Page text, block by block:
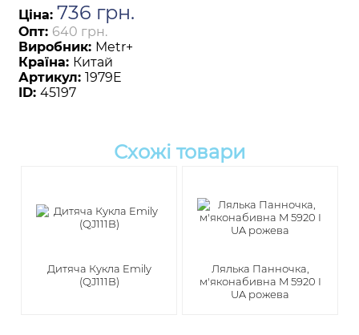
Ціна: 736 грн.
Опт: 640 грн.
Виробник: Metr+
Країна: Китай
Артикул: 1979E
ID: 45197
Схожі товари
Дитяча Кукла Emily
(QJ111B)
Лялька Панночка,
м'яконабивна M 5920 I
UA рожева